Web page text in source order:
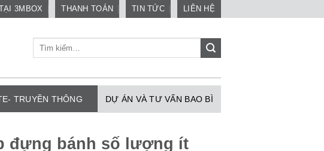
3MBOX THANH TOÁN TIN TỨC LIÊN HỆ
TRUYỀN THÔNG DỰ ÁN VÀ TƯ VẤN BAO BÌ
đựng bánh số lượng ít